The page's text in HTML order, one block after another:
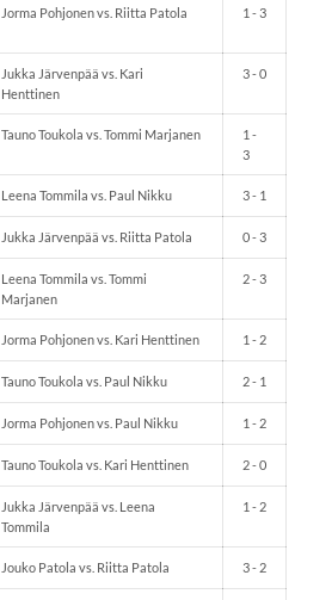
Jorma Pohjonen vs. Riitta Patola 1 - 3
Jukka Järvenpää vs. Kari
Henttinen
3 - 0
Tauno Toukola vs. Tommi Marjanen
1 -
3
Leena Tommila vs. Paul Nikku 3 - 1
Jukka Järvenpää vs. Riitta Patola 0 - 3
Leena Tommila vs. Tommi
Marjanen
2 - 3
Jorma Pohjonen vs. Kari Henttinen 1 - 2
Tauno Toukola vs. Paul Nikku 2 - 1
Jorma Pohjonen vs. Paul Nikku 1 - 2
Tauno Toukola vs. Kari Henttinen 2 - 0
Jukka Järvenpää vs. Leena
Tommila
1 - 2
Jouko Patola vs. Riitta Patola 3 - 2